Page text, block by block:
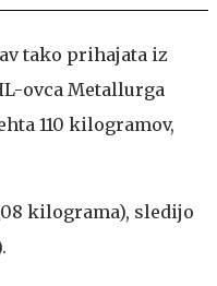
tako prihajata iz
ovca Metallurga
110 kilogramov,
kilograma), sledijo